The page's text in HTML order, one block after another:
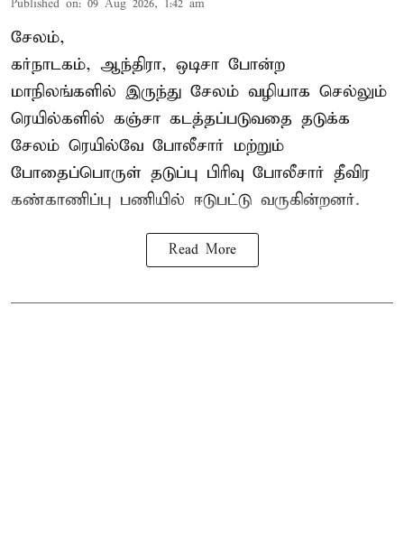
Published on: 09 Aug 2026, 1:42 am
சேலம்,
கர்நாடகம், ஆந்திரா, ஒடிசா போன்ற
மாநிலங்களில் இருந்து சேலம் வழியாக செல்லும்
ரெயில்களில் கஞ்சா கடத்தப்படுவதை தடுக்க
சேலம் ரெயில்வே போலீசார் மற்றும்
போதைப்பொருள் தடுப்பு பிரிவு போலீசார் தீவிர
கண்காணிப்பு பணியில் ஈடுபட்டு வருகின்றனர்.
Read More